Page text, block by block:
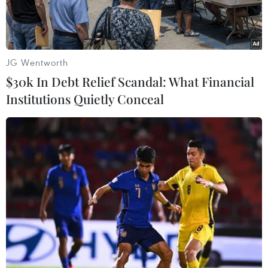
Chiếc xe buýt bị phá hủy trong vụ đánh bom ngày 11/2 vừa
qua. (Ảnh: AFP/TTXVN)
Reuters đưa tin, ngày 13/2, lãnh đạo của Nhóm 7
nước công nghiệp phát triển (G-7) tuyên bố rằng
thỏa thuận ngừng bắn trong tuần này dành cho
Ukraine đã đề ra một giải pháp hòa bình cho
JG Wentworth
$30k In Debt Relief Scandal: What Financial
Institutions Quietly Conceal